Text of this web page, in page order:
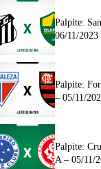
Palpite:
06/11/2023
Palpite:
– 05/11/
Palpite:
A – 05/11/